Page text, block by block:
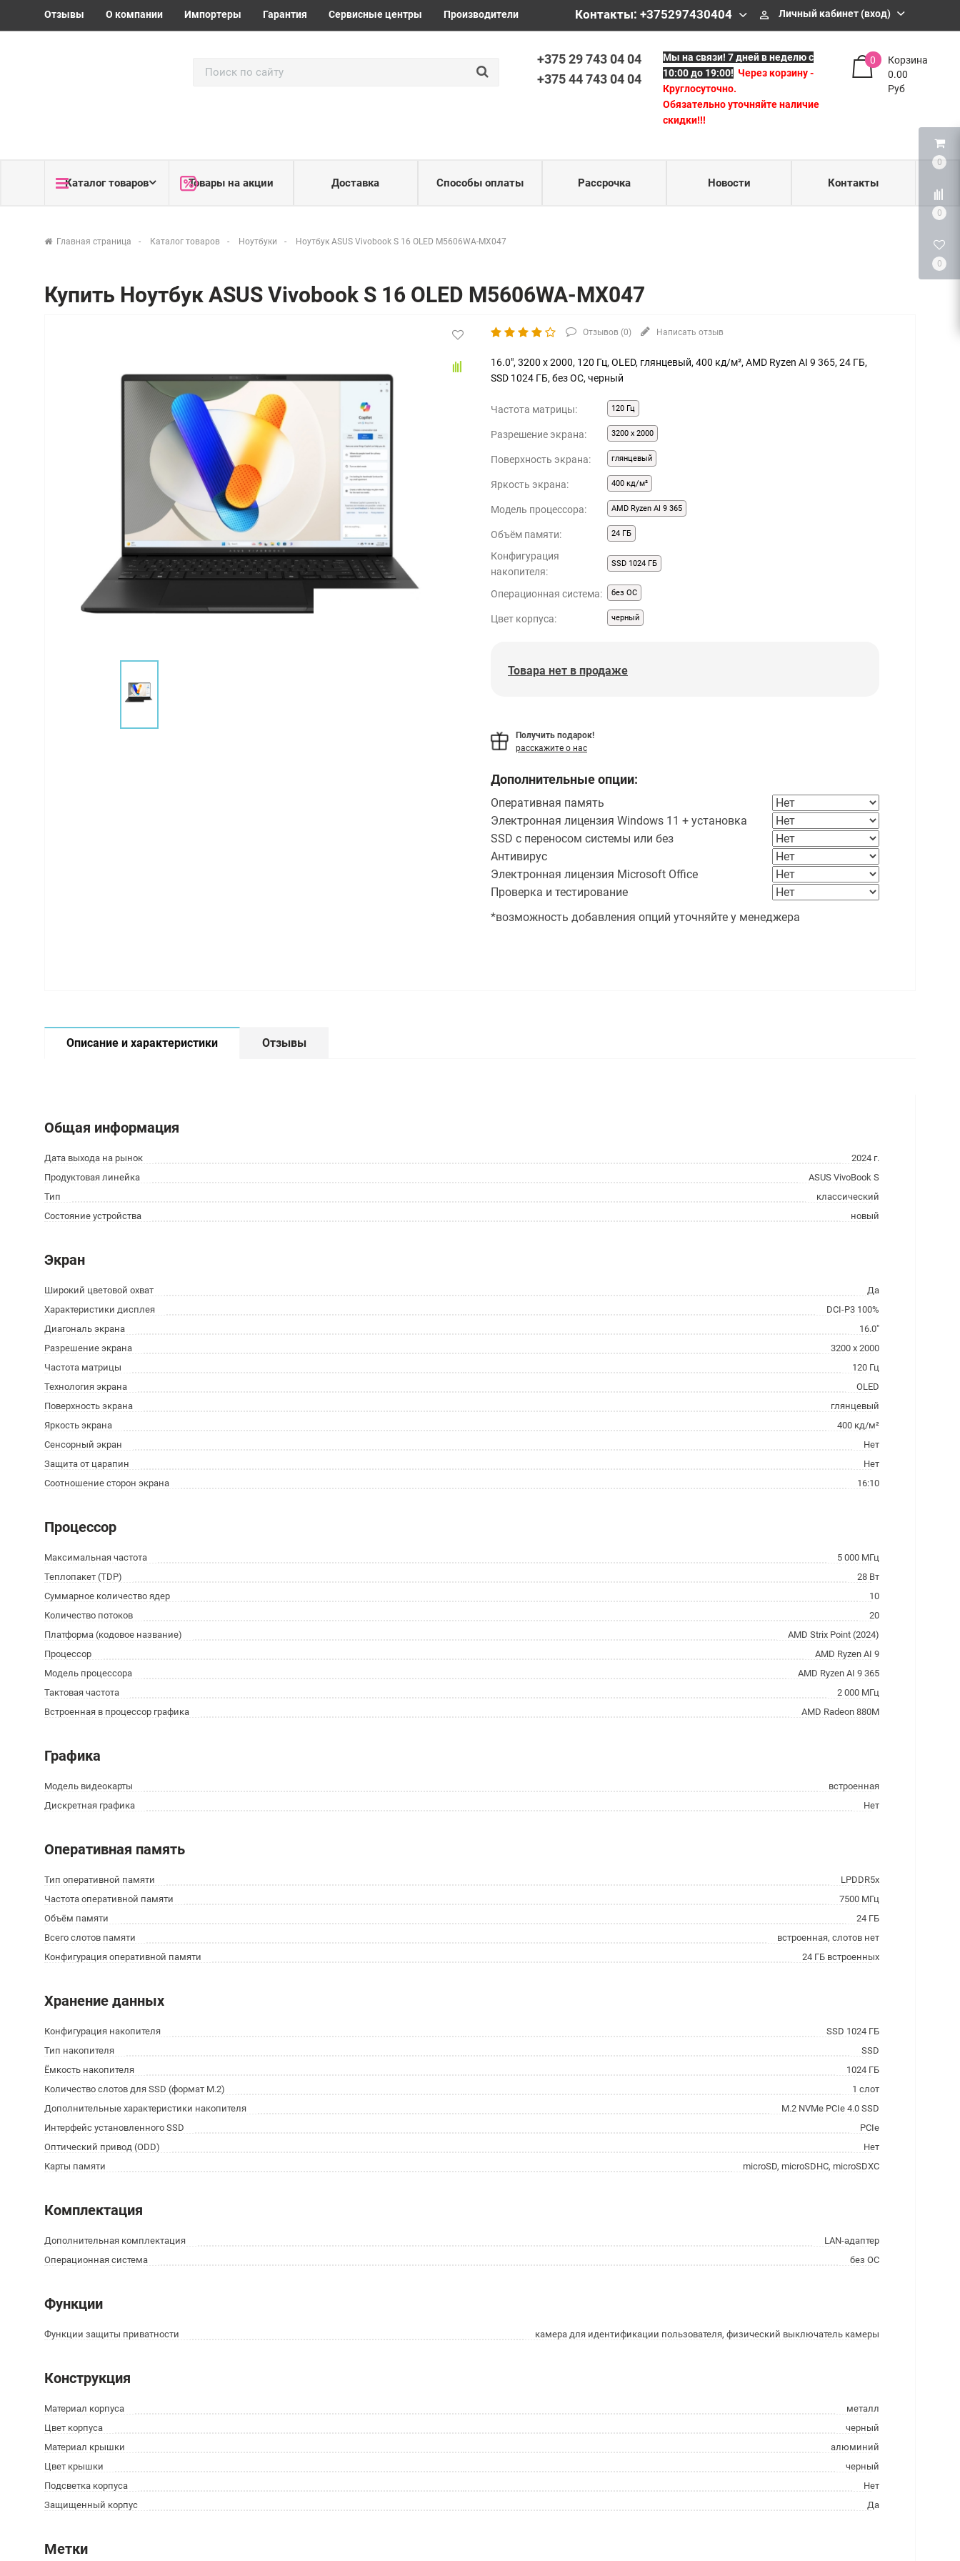
0
0
0
Отзывы О компании Импортеры Гарантия Сервисные центры Производители Контакты: +375297430404 perm_identity Личный кабинет (вход)
+375 29 743 04 04
+375 44 743 04 04
Мы на связи!7 дней в неделю с
10:00 до 19:00! Через корзину -
Круглосуточно.
Обязательно уточняйте наличие
скидки!!!
Корзина
0
0.00
Руб
Каталог товаров Товары на акции Доставка Способы оплаты Рассрочка Новости Контакты
04
Главная страница Каталог товаров Ноутбуки Ноутбук ASUS Vivobook S 16 OLED M5606WA-MX047
Купить Ноутбук ASUS Vivobook S 16 OLED M5606WA-MX047
Отзывов (0) Написать отзыв
16.0", 3200 x 2000, 120 Гц, OLED, глянцевый, 400 кд/м², AMD Ryzen AI 9 365, 24 ГБ,
SSD 1024 ГБ, без ОС, черный
Частота матрицы: 120 Гц
Разрешение экрана: 3200 x 2000
Поверхность экрана: глянцевый
Яркость экрана: 400 кд/м²
Модель процессора: AMD Ryzen AI 9 365
Объём памяти: 24 ГБ
Конфигурация
накопителя:
SSD 1024 ГБ
Операционная система: без ОС
Цвет корпуса: черный
Товара нет в продаже
Получить подарок!
расскажите о нас
Дополнительные опции:
Оперативная память
Электронная лицензия Windows 11 + установка
SSD с переносом системы или без
Антивирус
Электронная лицензия Microsoft Office
Проверка и тестирование
*возможность добавления опций уточняйте у менеджера
Описание и характеристики Отзывы
Общая информация
Дата выхода на рынок
2024 г.
Продуктовая линейка
ASUS VivoBook S
Тип
классический
Состояние устройства
новый
Экран
Широкий цветовой охват
Да
Характеристики дисплея
DCI-P3 100%
Диагональ экрана
16.0"
Разрешение экрана
3200 x 2000
Частота матрицы
120 Гц
Технология экрана
OLED
Поверхность экрана
глянцевый
Яркость экрана
400 кд/м²
Сенсорный экран
Нет
Защита от царапин
Нет
Соотношение сторон экрана
16:10
Процессор
Максимальная частота
5 000 МГц
Теплопакет (TDP)
28 Вт
Суммарное количество ядер
10
Количество потоков
20
Платформа (кодовое название)
AMD Strix Point (2024)
Процессор
AMD Ryzen AI 9
Модель процессора
AMD Ryzen AI 9 365
Тактовая частота
2 000 МГц
Встроенная в процессор графика
AMD Radeon 880M
Графика
Модель видеокарты
встроенная
Дискретная графика
Нет
Оперативная память
Тип оперативной памяти
LPDDR5x
Частота оперативной памяти
7500 МГц
Объём памяти
24 ГБ
Всего слотов памяти
встроенная, слотов нет
Конфигурация оперативной памяти
24 ГБ встроенных
Хранение данных
Конфигурация накопителя
SSD 1024 ГБ
Тип накопителя
SSD
Ёмкость накопителя
1024 ГБ
Количество слотов для SSD (формат M.2)
1 слот
Дополнительные характеристики накопителя
M.2 NVMe PCIe 4.0 SSD
Интерфейс установленного SSD
PCIe
Оптический привод (ODD)
Нет
Карты памяти
microSD, microSDHC, microSDXC
Комплектация
Дополнительная комплектация
LAN-адаптер
Операционная система
без ОС
Функции
Функции защиты приватности камера для идентификации пользователя, физический выключатель камеры
Конструкция
Материал корпуса
металл
Цвет корпуса
черный
Материал крышки
алюминий
Цвет крышки
черный
Подсветка корпуса
Нет
Защищенный корпус
Да
Метки